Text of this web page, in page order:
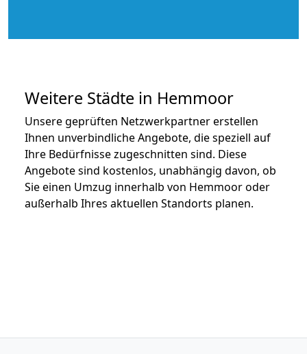
Weitere Städte in Hemmoor
Unsere geprüften Netzwerkpartner erstellen
Ihnen unverbindliche Angebote, die speziell auf
Ihre Bedürfnisse zugeschnitten sind. Diese
Angebote sind kostenlos, unabhängig davon, ob
Sie einen Umzug innerhalb von Hemmoor oder
außerhalb Ihres aktuellen Standorts planen.